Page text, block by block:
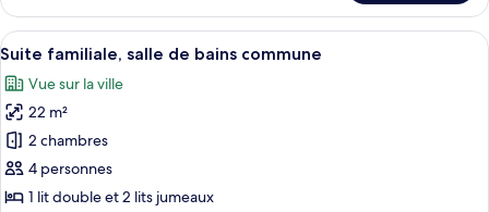
lits
jumeaux
Chambre
supérieure
avec
jumeaux
Afficher
toutes
les
photos
pour
ce
type
Une chambre d’hôtel avec deux lits
6
Suite familiale, salle de bains commune
Vue sur la ville
22 m²
2 chambres
4 personnes
1 lit double et 2 lits jumeaux